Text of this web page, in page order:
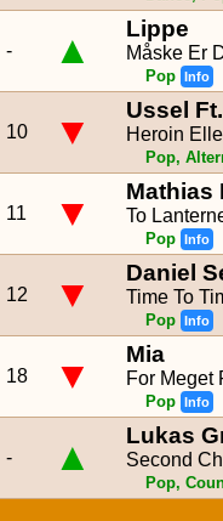
- ▲ Lippe
Måske Er
Pop Info
10 ▼ Ussel
Heroin
Pop,
11 ▼ Mathias
To
Pop Info
12 ▼ Daniel
Time To
Pop Info
18 ▼ Mia
For Meget
Pop Info
- ▲ Lukas
Second
Pop,